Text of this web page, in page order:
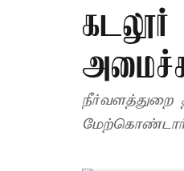
கடலூர்
நீர்வளத்துறை